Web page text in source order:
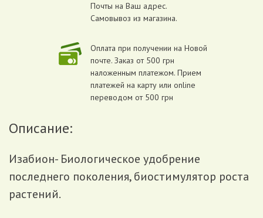
Почты на Ваш адрес.
Самовывоз из магазина.
Оплата при получении на Новой
почте. Заказ от 500 грн
наложенным платежом. Прием
платежей на карту или online
переводом от 500 грн
Описание:
Изабион- Биологическое удобрение
последнего поколения, биостимулятор роста
растений.